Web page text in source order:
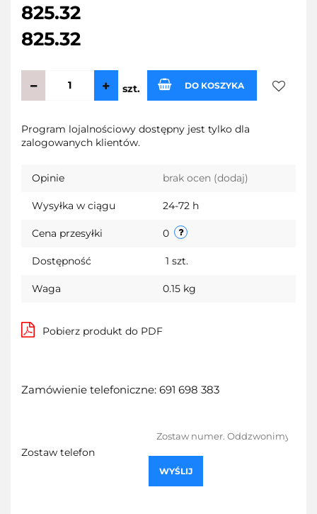
825.32
825.32
szt. DO KOSZYKA
Program lojalnościowy dostępny jest tylko dla
zalogowanych klientów.
Opinie brak ocen (dodaj)
Wysyłka w ciągu 24-72 h
Cena przesyłki 0
Dostępność 1 szt.
Waga 0.15 kg
Pobierz produkt do PDF
Zamówienie telefoniczne: 691 698 383
Zostaw telefon
WYŚLIJ